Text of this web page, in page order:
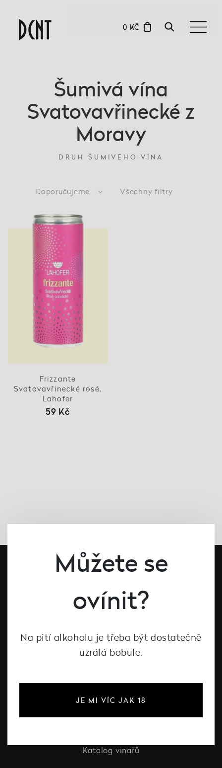
0 KČ
Šumivá vína
Svatovavřinecké z
Moravy
DRUH ŠUMIVÉHO VÍNA
Doporučujeme Všechny filtry
Frizzante
Svatovavřinecké rosé,
Lahofer
59 Kč
#dcntjelaska
Katalog vinařů
Můžete se
ovínit?
Na pití alkoholu je třeba být dostatečně
uzrálá bobule.
JE MI VÍC JAK 18